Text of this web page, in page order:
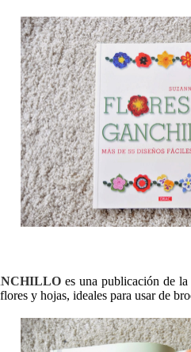
es una publicación de
y hojas, ideales para usar de